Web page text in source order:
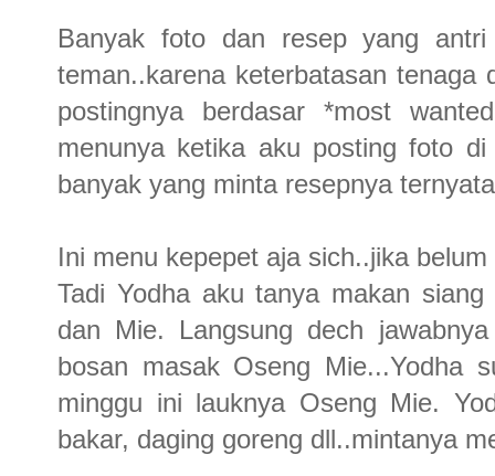
Banyak foto dan resep yang
teman..karena keterbatasan
postingnya berdasar *most
menunya ketika aku posting foto
banyak yang minta resepnya
Ini menu kepepet aja sich..jika
Tadi Yodha aku tanya makan
dan Mie. Langsung dech
bosan masak Oseng Mie...Yodha
minggu ini lauknya Oseng Mie.
bakar, daging goreng dll..mintanya